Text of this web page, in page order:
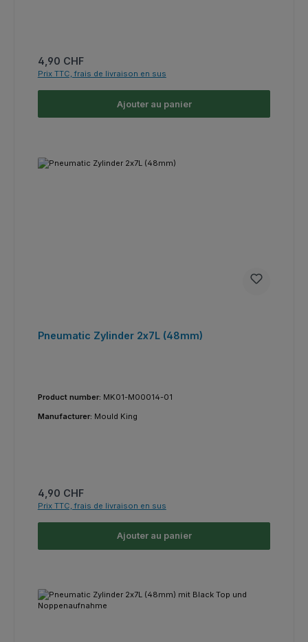
Prix régulier :
4,90 CHF
Prix TTC, frais de livraison en sus
Ajouter au panier
Pneumatic Zylinder 2x7L (48mm)
Product number: MK01-M00014-01
Manufacturer: Mould King
Prix régulier :
4,90 CHF
Prix TTC, frais de livraison en sus
Ajouter au panier